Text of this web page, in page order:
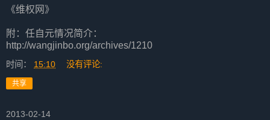
《维权网》
附：任自元情况简介：
http://wangjinbo.org/archives/1210
时间： 15:10 没有评论:
共享
2013-02-14